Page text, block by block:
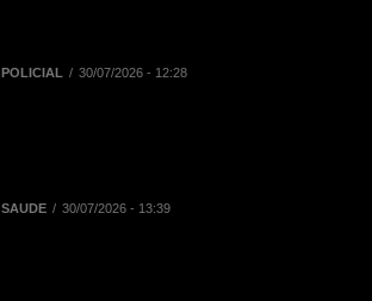
POLICIAL 30/07/2026 - 12:28
SAÚDE 30/07/2026 - 13:39